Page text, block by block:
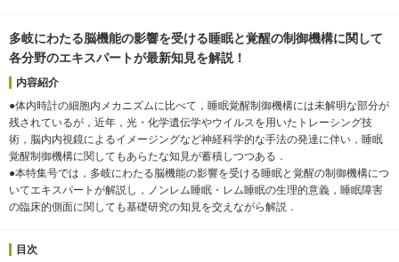
多岐にわたる脳機能の影響を受ける睡眠と覚醒の制御機構に関して
各分野のエキスパートが最新知見を解説！
内容紹介
●体内時計の細胞内メカニズムに比べて，睡眠覚醒制御機構には未解明な部分が
残されているが，近年，光・化学遺伝学やウイルスを用いたトレーシング技
術，脳内内視鏡によるイメージングなど神経科学的な手法の発達に伴い，睡眠
覚醒制御機構に関してもあらたな知見が蓄積しつつある．
●本特集号では，多岐にわたる脳機能の影響を受ける睡眠と覚醒の制御機構につ
いてエキスパートが解説し，ノンレム睡眠・レム睡眠の生理的意義，睡眠障害
の臨床的側面に関しても基礎研究の知見を交えながら解説．
目次